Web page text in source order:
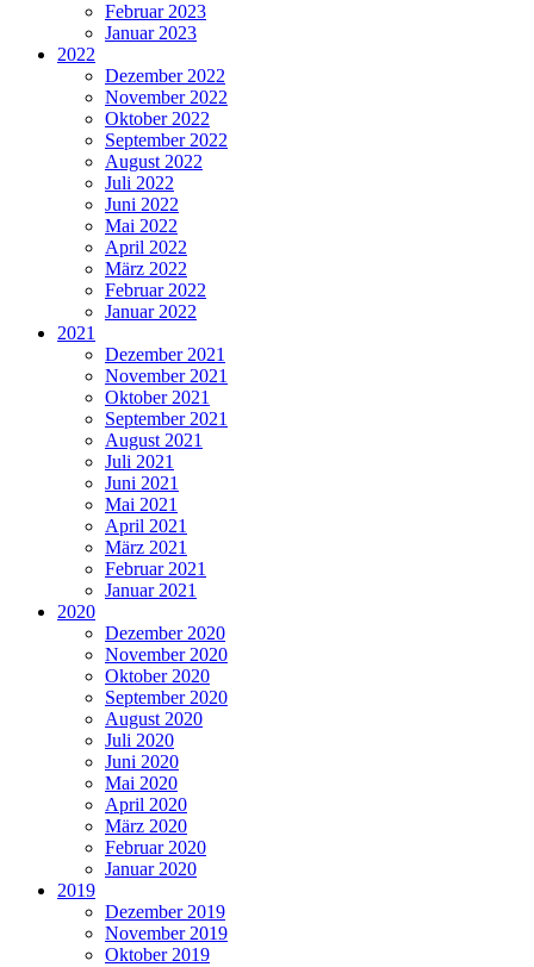
Februar 2023
Januar 2023
2022
Dezember 2022
November 2022
Oktober 2022
September 2022
August 2022
Juli 2022
Juni 2022
Mai 2022
April 2022
März 2022
Februar 2022
Januar 2022
2021
Dezember 2021
November 2021
Oktober 2021
September 2021
August 2021
Juli 2021
Juni 2021
Mai 2021
April 2021
März 2021
Februar 2021
Januar 2021
2020
Dezember 2020
November 2020
Oktober 2020
September 2020
August 2020
Juli 2020
Juni 2020
Mai 2020
April 2020
März 2020
Februar 2020
Januar 2020
2019
Dezember 2019
November 2019
Oktober 2019